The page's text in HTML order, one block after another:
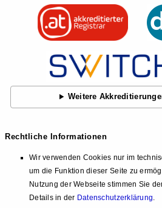
Weitere
Rechtliche Informationen
Wir verwenden Cookies nur im
um die Funktion dieser Seite zu
Nutzung der Webseite stimmen Sie
Details in der Datenschutzerklärung.